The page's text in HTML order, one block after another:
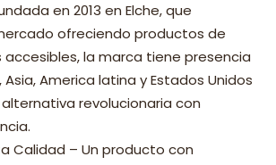
en 2013 en Elche, que
ofreciendo productos de
la marca tiene presencia
America latina y Estados Unidos
revolucionaria con
Calidad – Un producto con